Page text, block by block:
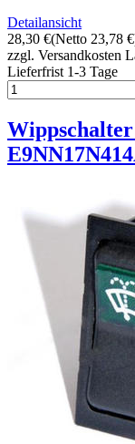
Detailansicht
28,30 €(Netto 23,78
zzgl. Versandkosten
Lieferfrist 1-3 Tage